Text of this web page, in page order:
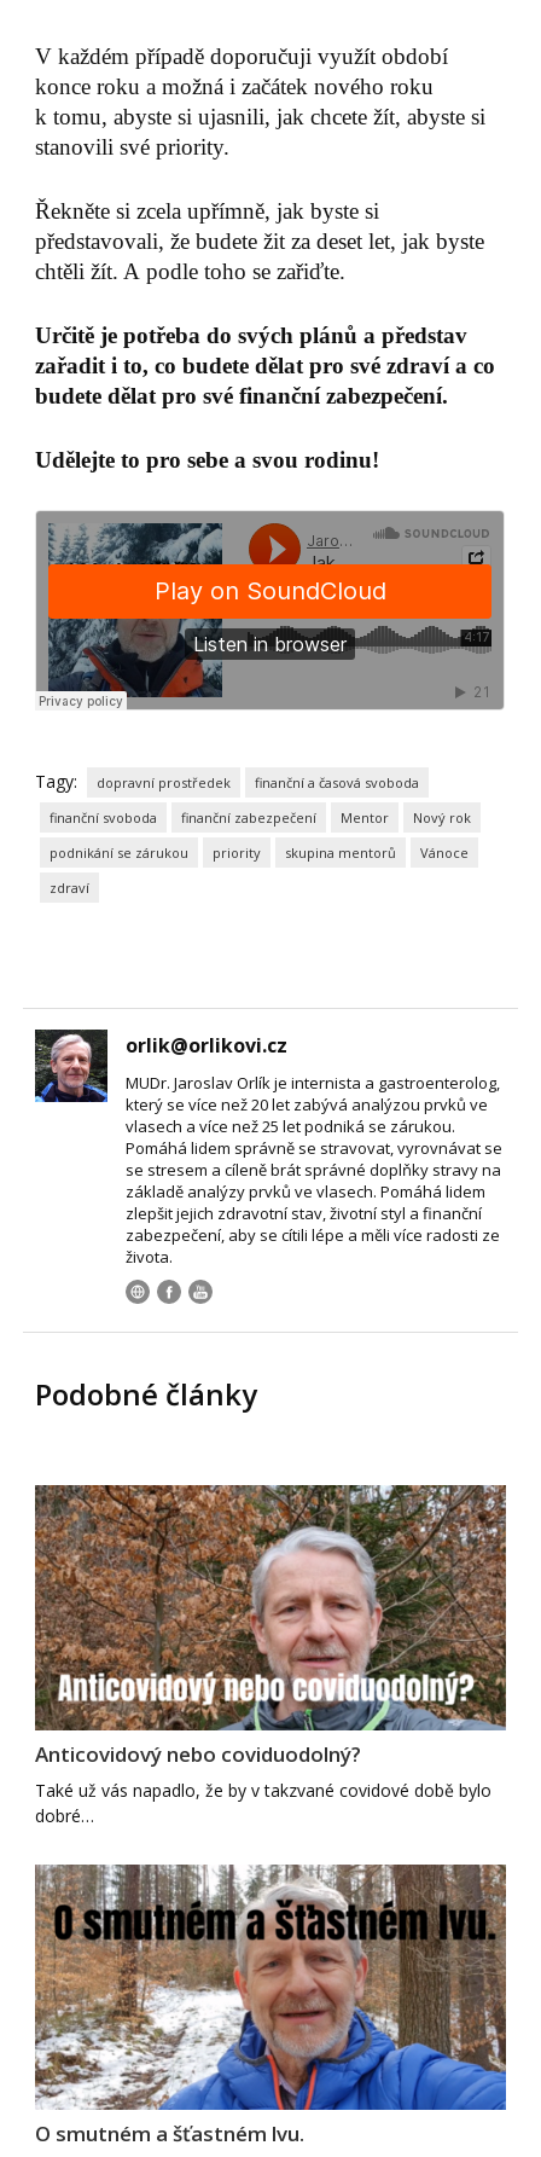
V každém případě doporučuji využít období
konce roku a možná i začátek nového roku
k tomu, abyste si ujasnili, jak chcete žít, abyste si
stanovili své priority.
Řekněte si zcela upřímně, jak byste si
představovali, že budete žit za deset let, jak byste
chtěli žít. A podle toho se zařiďte.
Určitě je potřeba do svých plánů a představ
zařadit i to, co budete dělat pro své zdraví a co
budete dělat pro své finanční zabezpečení.
Udělejte to pro sebe a svou rodinu!
Tagy: dopravní prostředek
finanční a časová svoboda
finanční svoboda
finanční zabezpečení Mentor
Nový rok
podnikání se zárukou
priority skupina mentorů
Vánoce
zdraví
orlik@orlikovi.cz
MUDr. Jaroslav Orlík je internista a gastroenterolog,
který se více než 20 let zabývá analýzou prvků ve
vlasech a více než 25 let podniká se zárukou.
Pomáhá lidem správně se stravovat, vyrovnávat se
se stresem a cíleně brát správné doplňky stravy na
základě analýzy prvků ve vlasech. Pomáhá lidem
zlepšit jejich zdravotní stav, životní styl a finanční
zabezpečení, aby se cítili lépe a měli více radosti ze
života.
Podobné články
Anticovidový nebo coviduodolný?
Také už vás napadlo, že by v takzvané covidové době bylo
dobré…
O smutném a šťastném lvu.